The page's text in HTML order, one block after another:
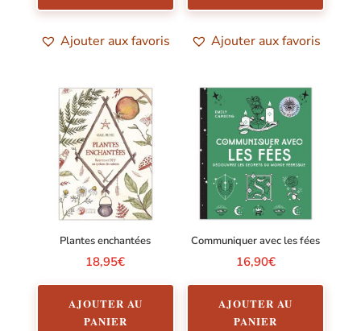
Ajouter aux favoris Ajouter aux favoris
Plantes enchantées
18,95€
AJOUTER AU
PANIER
Communiquer avec les fées
16,90€
AJOUTER AU
PANIER